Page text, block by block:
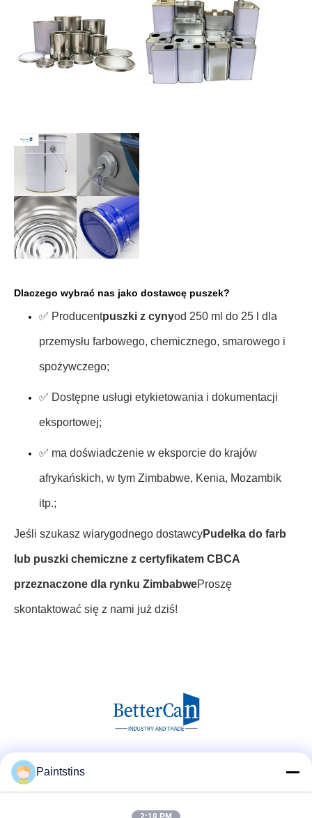
Dlaczego wybrać nas jako dostawcę puszek?
✅ Producentpuszki z cynyod 250 ml do 25 l dla
przemysłu farbowego, chemicznego, smarowego i
spożywczego;
✅ Dostępne usługi etykietowania i dokumentacji
eksportowej;
✅ ma doświadczenie w eksporcie do krajów
afrykańskich, w tym Zimbabwe, Kenia, Mozambik
itp.;
Jeśli szukasz wiarygodnego dostawcyPudełka do farb
lub puszki chemiczne z certyfikatem CBCA
przeznaczone dla rynku ZimbabweProszę
skontaktować się z nami już dziś!
Paintstins